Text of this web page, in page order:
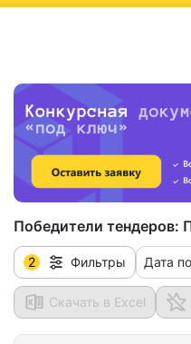
Победители тендеров:
2 Фильтры Дата
Скачать в Excel